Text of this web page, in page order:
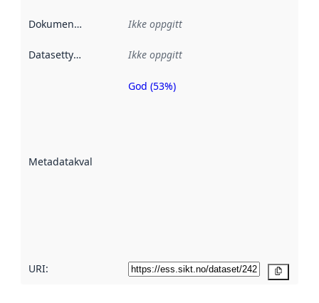
Dokumentasjon Ikke oppgitt
Datasettype Ikke oppgitt
Metadatakvalitet
Metadatakvalitet
God (53%)
URI: